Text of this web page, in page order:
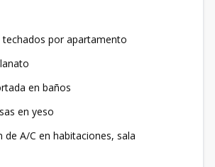
por apartamento
en baños
en yeso
de A/C en habitaciones, sala